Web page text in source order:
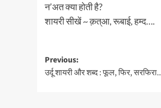
न’अत क्या होती है?
शायरी सीखें ~ क़त्आ, रूबाई, हम्द….
Post
navigation
Previous:
उर्दू शायरी और शब्द : फूल, फिर, सरफिरा..